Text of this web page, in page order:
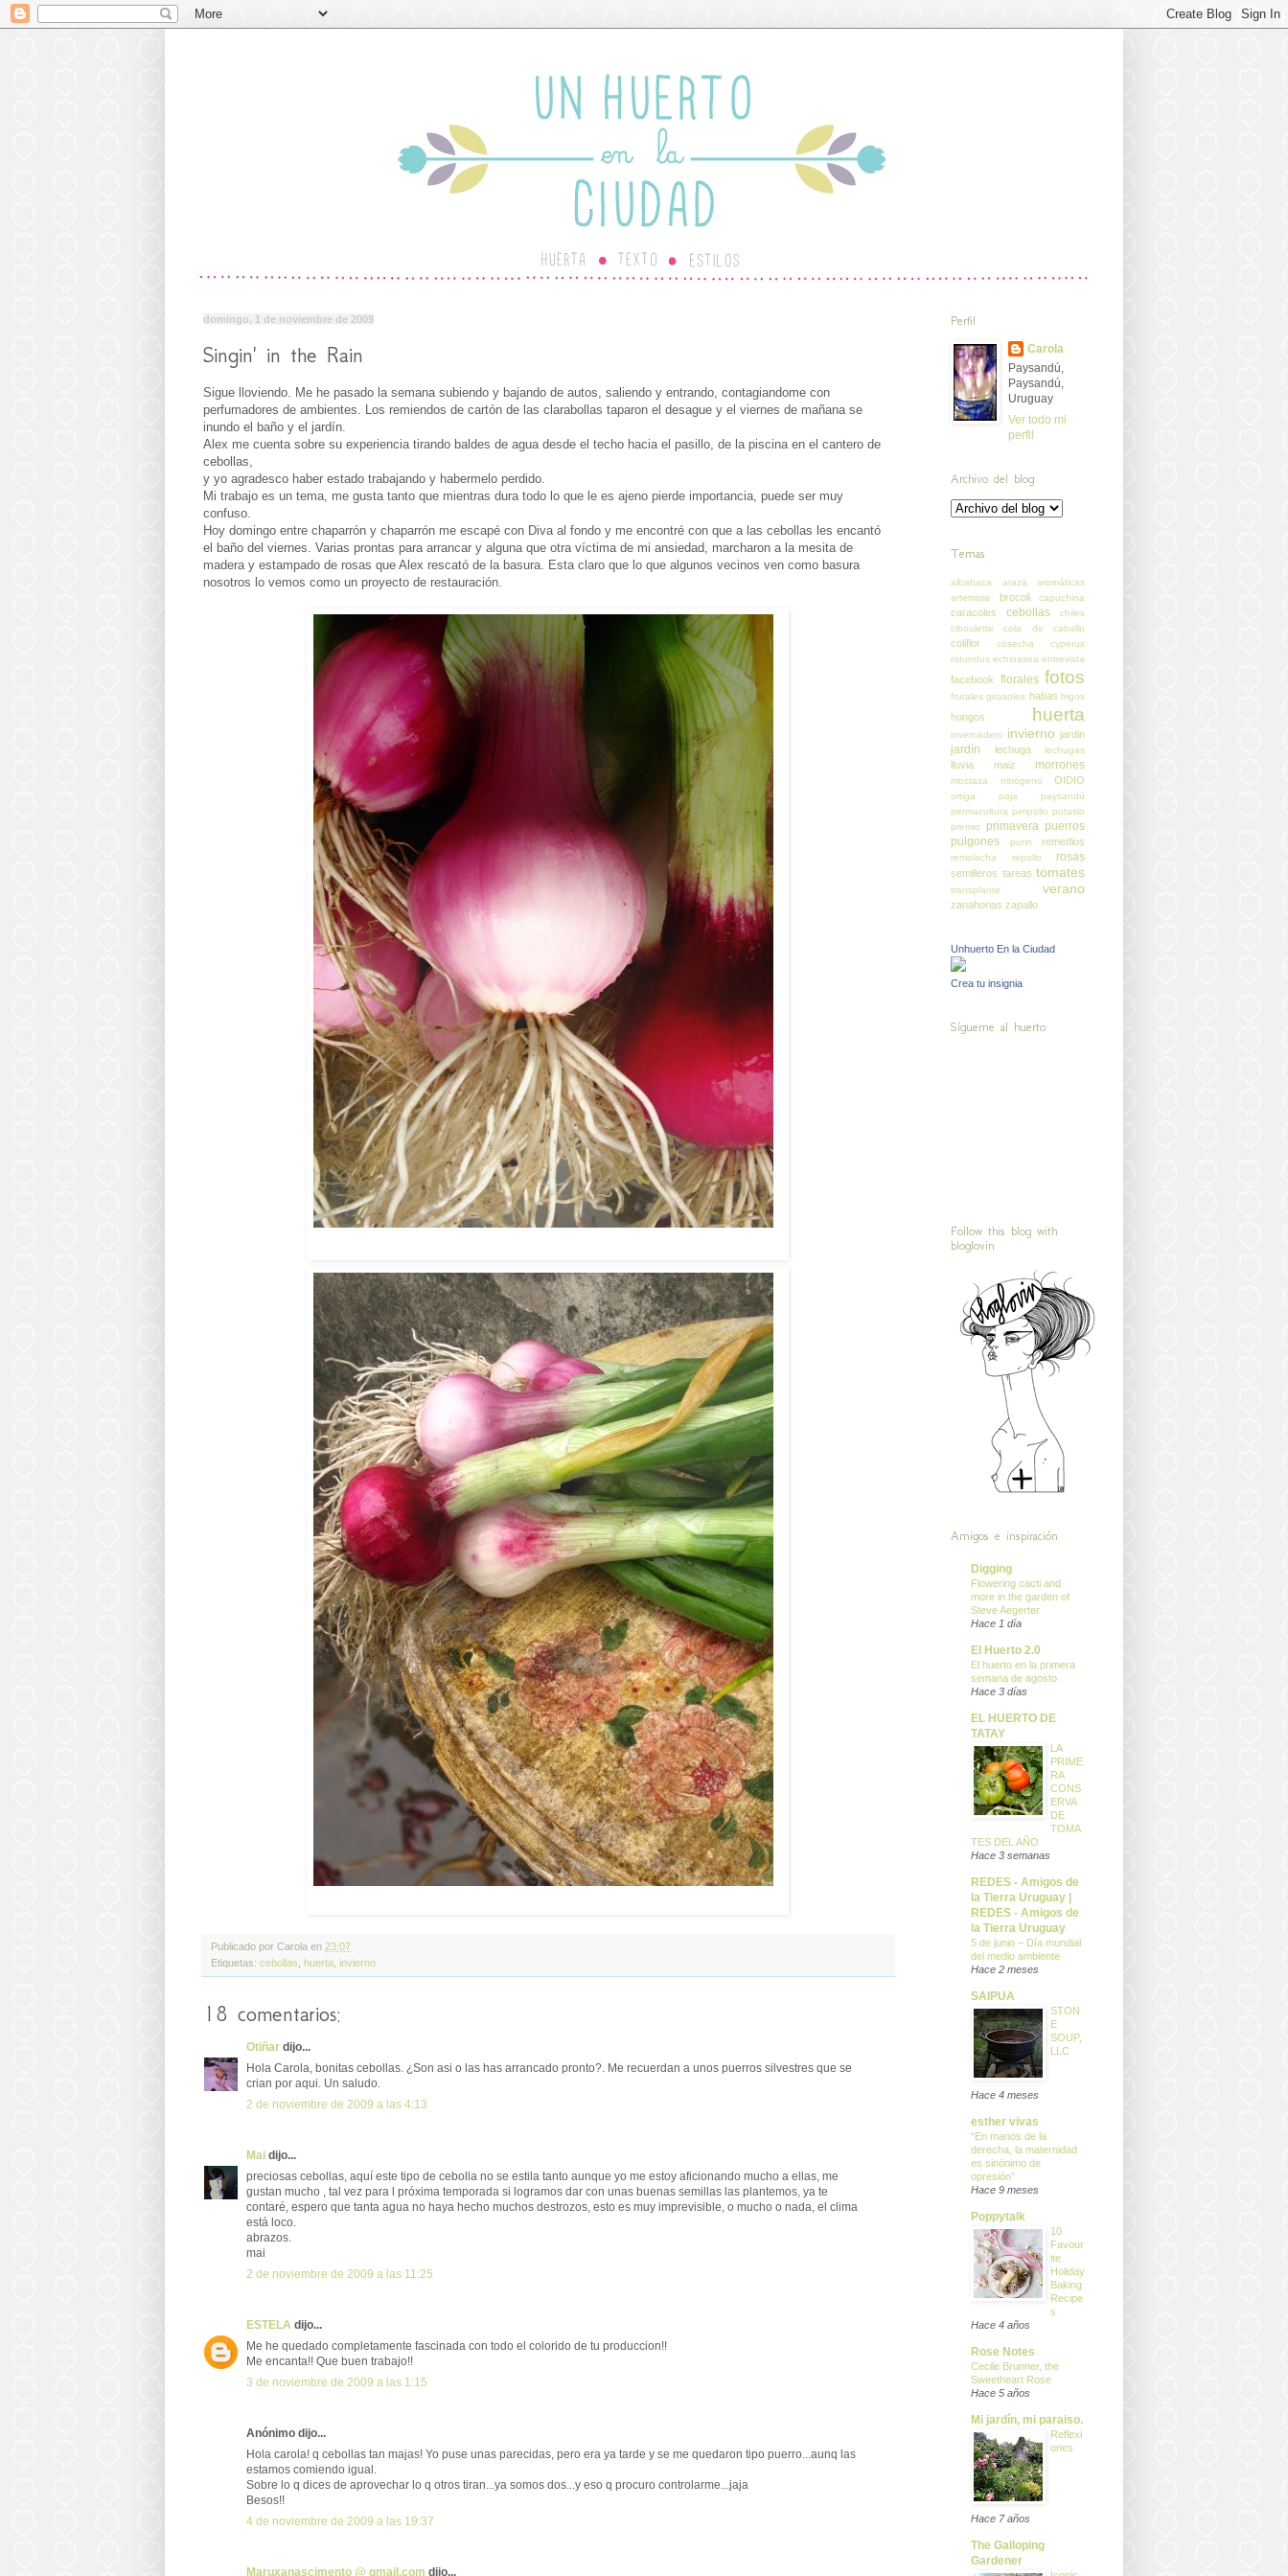
domingo, 1 de noviembre de 2009
Singin' in the Rain
Sigue lloviendo. Me he pasado la semana subiendo y bajando de autos, saliendo y entrando, contagiandome con
perfumadores de ambientes. Los remiendos de cartón de las clarabollas taparon el desague y el viernes de mañana se
inundo el baño y el jardín.
Alex me cuenta sobre su experiencia tirando baldes de agua desde el techo hacia el pasillo, de la piscina en el cantero de
cebollas,
y yo agradesco haber estado trabajando y habermelo perdido.
Mi trabajo es un tema, me gusta tanto que mientras dura todo lo que le es ajeno pierde importancia, puede ser muy
confuso.
Hoy domingo entre chaparrón y chaparrón me escapé con Diva al fondo y me encontré con que a las cebollas les encantó
el baño del viernes. Varias prontas para arrancar y alguna que otra víctima de mi ansiedad, marcharon a la mesita de
madera y estampado de rosas que Alex rescató de la basura. Esta claro que lo que algunos vecinos ven como basura
nosotros lo vemos como un proyecto de restauración.
Publicado por Carola en 23:07
Etiquetas: cebollas huerta invierno
18 comentarios:
Otiñar dijo...
Hola Carola, bonitas cebollas. ¿Son asi o las has arrancado pronto?. Me recuerdan a unos puerros silvestres que se
crian por aqui. Un saludo.
2 de noviembre de 2009 a las 4:13
Mai dijo...
preciosas cebollas, aquí este tipo de cebolla no se estila tanto aunque yo me estoy aficionando mucho a ellas, me
gustan mucho , tal vez para l próxima temporada si logramos dar con unas buenas semillas las plantemos, ya te
contaré, espero que tanta agua no haya hecho muchos destrozos, esto es muy imprevisible, o mucho o nada, el clima
está loco.
abrazos.
mai
2 de noviembre de 2009 a las 11:25
ESTELA dijo...
Me he quedado completamente fascinada con todo el colorido de tu produccion!!
Me encanta!! Que buen trabajo!!
3 de noviembre de 2009 a las 1:15
Anónimo dijo...
Hola carola! q cebollas tan majas! Yo puse unas parecidas, pero era ya tarde y se me quedaron tipo puerro...aunq las
estamos comiendo igual.
Sobre lo q dices de aprovechar lo q otros tiran...ya somos dos...y eso q procuro controlarme...jaja
Besos!!
4 de noviembre de 2009 a las 19:37
Maruxanascimento @ gmail.com dijo...
Perfil
Carola
Paysandú,
Paysandú,
Uruguay
Ver todo mi
perfil
Archivo del blog
Temas
albahaca arazá
aromáticas
artemisia
brocoli capuchina
caracoles cebollas
chiles
ciboulette
cola de caballo
coliflor cosecha
cyperus
rotundus echinasea entrevista
facebook florales fotos
frutales girasoles habas higos
hongos huerta
invernadero invierno jardin
jardín lechuga lechugas
lluvia maiz morrones
mostaza nitrógeno OIDIO
ortiga paja
paysandú
permacultura pimpollo potasio
premio
primavera puerros
pulgones
purin remedios
remolacha repollo rosas
semilleros tareas tomates
transplante verano
zanahorias zapallo
Unhuerto En la Ciudad
Crea tu insignia
Sígueme al huerto
Follow this blog with
bloglovin
Amigos e inspiración
Digging
Flowering cacti and
more in the garden of
Steve Aegerter
Hace 1 día
El Huerto 2.0
El huerto en la primera
semana de agosto
Hace 3 días
EL HUERTO DE
TATAY
LA
PRIME
RA
CONS
ERVA
DE
TOMA
TES DEL AÑO
Hace 3 semanas
REDES - Amigos de
la Tierra Uruguay |
REDES - Amigos de
la Tierra Uruguay
5 de junio – Día mundial
del medio ambiente
Hace 2 meses
SAIPUA
STON
E
SOUP,
LLC
Hace 4 meses
esther vivas
“En manos de la
derecha, la maternidad
es sinónimo de
opresión”
Hace 9 meses
Poppytalk
10
Favour
ite
Holiday
Baking
Recipe
s
Hace 4 años
Rose Notes
Cecile Brunner, the
Sweetheart Rose
Hace 5 años
Mi jardín, mi paraiso.
Reflexi
ones
Hace 7 años
The Galloping
Gardener